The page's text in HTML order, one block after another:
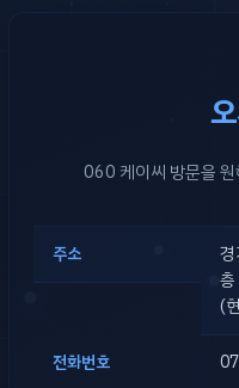
060 케이씨 방문을
주소
(
전화번호